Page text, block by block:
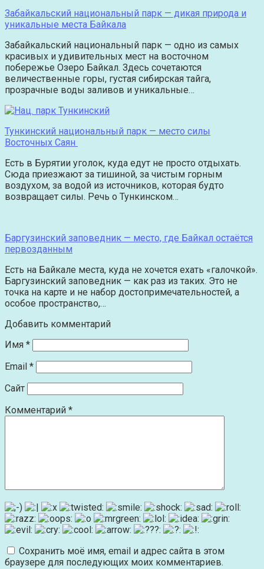
Забайкальский национальный парк — дикая природа и
уникальные места Байкала
Забайкальский национальный парк — одно из самых
красивых и удивительных мест на восточном
побережье Озеро Байкал. Здесь сочетаются
величественные горы, густая сибирская тайга,
прозрачные воды заливов и уникальные…
Тункинский национальный парк — место силы
Восточных Саян
Есть в Бурятии уголок, куда едут не просто отдыхать.
Сюда приезжают за тишиной, за чистым горным
воздухом, за водой из источников, которая будто
возвращает силы. Речь о Тункинском…
Баргузинский заповедник — место, где Байкал остаётся
первозданным
Есть на Байкале места, куда не хочется ехать «галочкой».
Баргузинский заповедник — как раз из таких. Это не
точка на карте и не набор достопримечательностей, а
особое пространство,…
Добавить комментарий
Имя *
Email *
Сайт
Комментарий *
Сохранить моё имя, email и адрес сайта в этом
браузере для последующих моих комментариев.